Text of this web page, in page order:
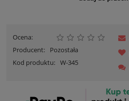
Ocena:
Producent:
Pozostała
Kod produktu: W-345